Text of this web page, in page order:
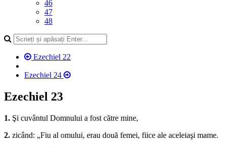
46
47
48
Ezechiel 22
Ezechiel 24
Ezechiel 23
1. Şi cuvântul Domnului a fost către mine,
2. zicând: „Fiu al omului, erau două femei, fiice ale aceleiaşi mame.